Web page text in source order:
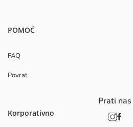
POMOĆ
FAQ
Povrat
Korporativno
Prati nas